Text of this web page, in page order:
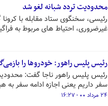
محدودیت تردد شبانه لغو شد
رئیسی، سخنگوی ستاد مقابله با
غیرضروری، احتیاط های مربوط به
رئیس پلیس راهور: خودروها را
رئیس پلیس راهور ناجا گفت:
سفر داریم یعنی اجازه ادامه سفر به
۲۴ مرداد ۰۰ - ۱۶:۲۷